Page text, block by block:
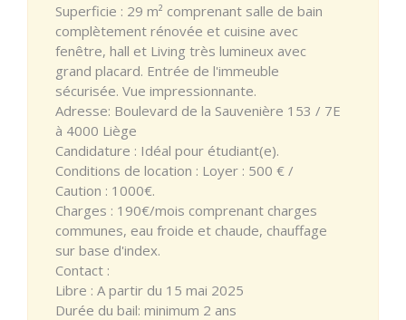
Superficie : 29 m² comprenant salle de bain
complètement rénovée et cuisine avec
fenêtre, hall et Living très lumineux avec
grand placard. Entrée de l'immeuble
sécurisée. Vue impressionnante.
Adresse: Boulevard de la Sauvenière 153 / 7E
à 4000 Liège
Candidature : Idéal pour étudiant(e).
Conditions de location : Loyer : 500 € /
Caution : 1000€.
Charges : 190€/mois comprenant charges
communes, eau froide et chaude, chauffage
sur base d'index.
Contact :
Libre : A partir du 15 mai 2025
Durée du bail: minimum 2 ans